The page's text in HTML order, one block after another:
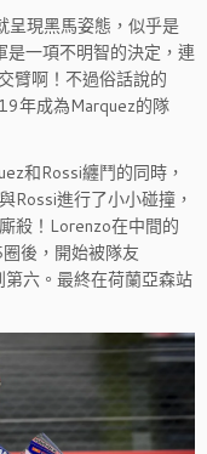
呈現黑馬姿態，似乎是
一項不明智的決定，連
臂啊！不過俗話說的
年成為Marquez的隊
和Rossi纏鬥的同時，
Rossi進行了小小碰撞，
殺！Lorenzo在中間的
後，開始被隊友
六。最終在荷蘭亞森站